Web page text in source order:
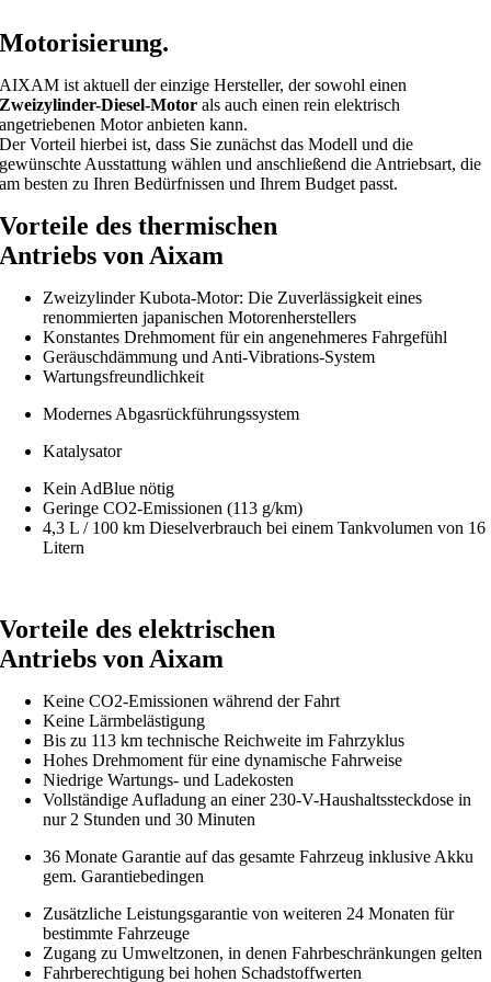
to
content
Motorisierung.
AIXAM ist aktuell der einzige Hersteller, der sowohl einen
Zweizylinder-Diesel-Motor als auch einen rein elektrisch
angetriebenen Motor anbieten kann.
Der Vorteil hierbei ist, dass Sie zunächst das Modell und die
gewünschte Ausstattung wählen und anschließend die Antriebsart, die
am besten zu Ihren Bedürfnissen und Ihrem Budget passt.
Vorteile des thermischen
Antriebs von Aixam
Zweizylinder Kubota-Motor: Die Zuverlässigkeit eines
renommierten japanischen Motorenherstellers
Konstantes Drehmoment für ein angenehmeres Fahrgefühl
Geräuschdämmung und Anti-Vibrations-System
Wartungsfreundlichkeit
Modernes Abgasrückführungssystem
Katalysator
Kein AdBlue nötig
Geringe CO2-Emissionen (113 g/km)
4,3 L / 100 km Dieselverbrauch bei einem Tankvolumen von 16
Litern
Vorteile des elektrischen
Antriebs von Aixam
Keine CO2-Emissionen während der Fahrt
Keine Lärmbelästigung
Bis zu 113 km technische Reichweite im Fahrzyklus
Hohes Drehmoment für eine dynamische Fahrweise
Niedrige Wartungs- und Ladekosten
Vollständige Aufladung an einer 230-V-Haushaltssteckdose in
nur 2 Stunden und 30 Minuten
36 Monate Garantie auf das gesamte Fahrzeug inklusive Akku
gem. Garantiebedingen
Zusätzliche Leistungsgarantie von weiteren 24 Monaten für
bestimmte Fahrzeuge
Zugang zu Umweltzonen, in denen Fahrbeschränkungen gelten
Fahrberechtigung bei hohen Schadstoffwerten